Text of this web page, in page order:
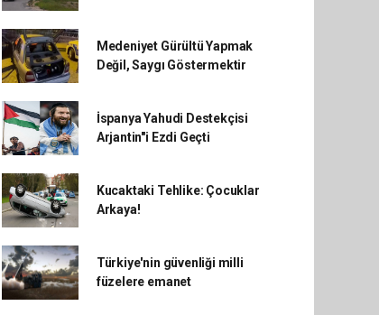
Medeniyet Gürültü Yapmak
Değil, Saygı Göstermektir
İspanya Yahudi Destekçisi
Arjantin"i Ezdi Geçti
Kucaktaki Tehlike: Çocuklar
Arkaya!
Türkiye'nin güvenliği milli
füzelere emanet